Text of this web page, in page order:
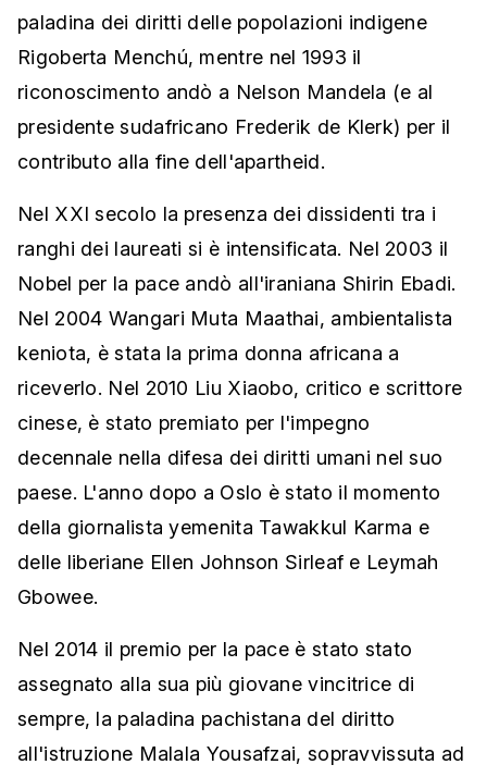
paladina dei diritti delle popolazioni indigene
Rigoberta Menchú, mentre nel 1993 il
riconoscimento andò a Nelson Mandela (e al
presidente sudafricano Frederik de Klerk) per il
contributo alla fine dell'apartheid.
Nel XXI secolo la presenza dei dissidenti tra i
ranghi dei laureati si è intensificata. Nel 2003 il
Nobel per la pace andò all'iraniana Shirin Ebadi.
Nel 2004 Wangari Muta Maathai, ambientalista
keniota, è stata la prima donna africana a
riceverlo. Nel 2010 Liu Xiaobo, critico e scrittore
cinese, è stato premiato per l'impegno
decennale nella difesa dei diritti umani nel suo
paese. L'anno dopo a Oslo è stato il momento
della giornalista yemenita Tawakkul Karma e
delle liberiane Ellen Johnson Sirleaf e Leymah
Gbowee.
Nel 2014 il premio per la pace è stato stato
assegnato alla sua più giovane vincitrice di
sempre, la paladina pachistana del diritto
all'istruzione Malala Yousafzai, sopravvissuta ad